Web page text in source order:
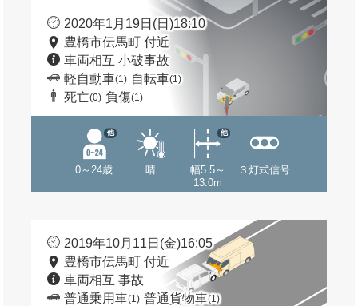
2020年1月19日(日)18:10
豊橋市伝馬町 付近
車両相互 小破事故
軽自動車(1) 自転車(1)
死亡(0) 負傷(1)
0～24歳
他
晴
幅5.5～
13.0m
他
３灯式信号
2019年10月11日(金)16:05
豊橋市伝馬町 付近
車両相互 事故
普通乗用車(1) 普通貨物車(1)